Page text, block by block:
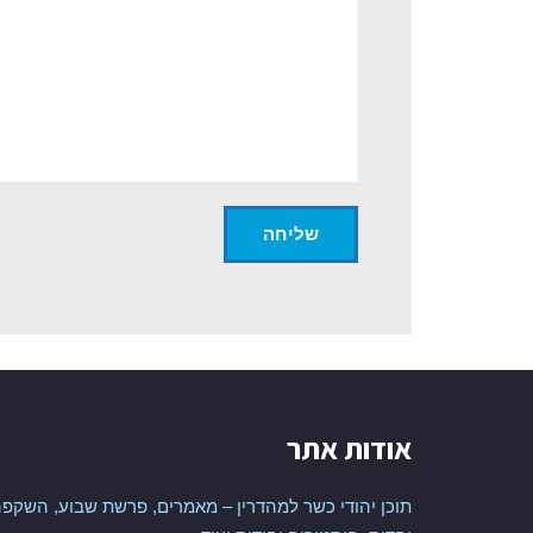
אודות אתר
תוכן יהודי כשר למהדרין – מאמרים, פרשת שבוע,